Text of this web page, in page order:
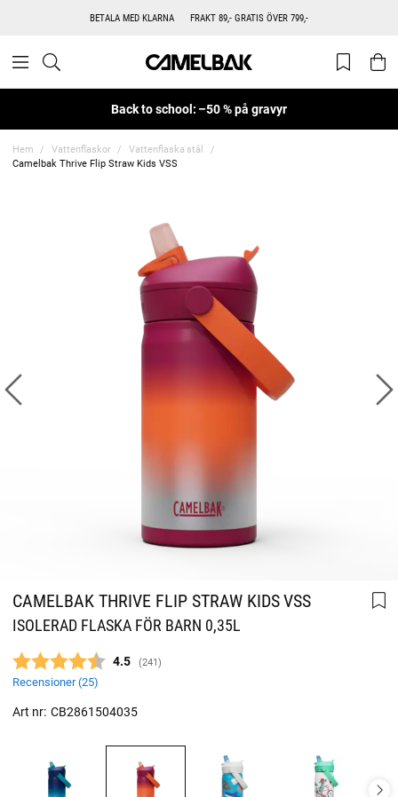
BETALA MED KLARNA FRAKT 89,- GRATIS ÖVER 799,-
Back to school: –50 % på gravyr
Hem Vattenflaskor
Vattenflaska stål
Camelbak Thrive Flip Straw Kids VSS
CAMELBAK THRIVE FLIP STRAW KIDS VSS
ISOLERAD FLASKA FÖR BARN 0,35L
Snittbetyg:
4.5 (röster:
241)
Recensioner (25)
Art nr: CB2861504035